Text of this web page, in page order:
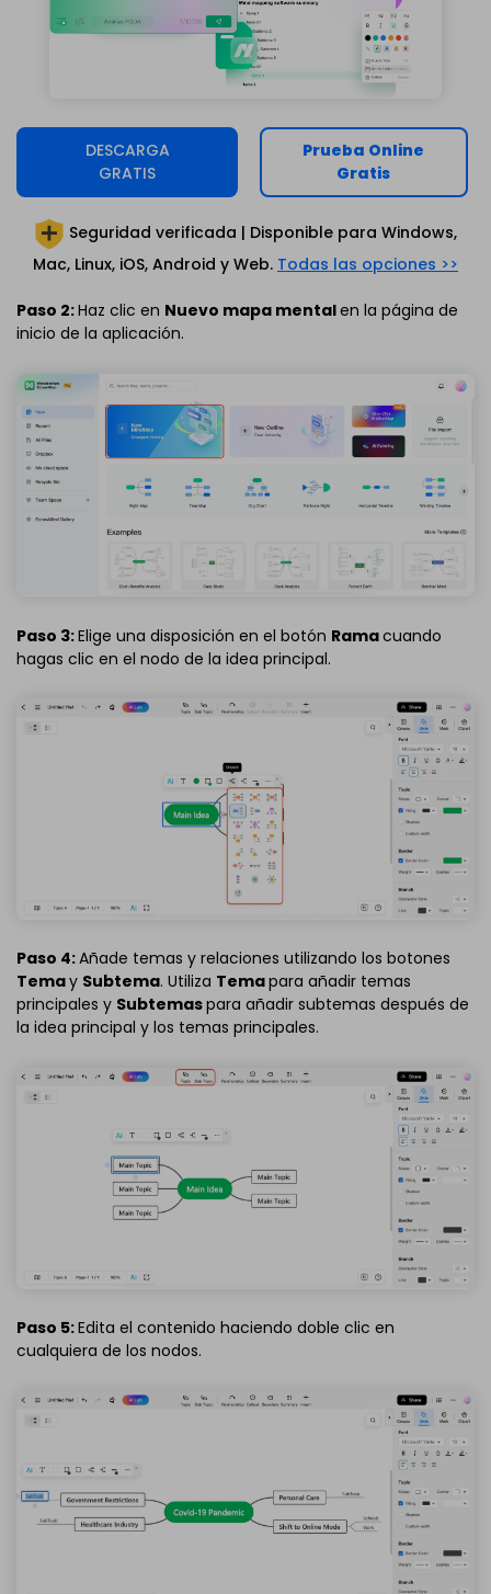
DESCARGA
GRATIS
Prueba Online
Gratis
Seguridad verificada | Disponible para Windows,
Mac, Linux, iOS, Android y Web. Todas las opciones >>
Paso 2:Haz clic en Nuevo mapa mentalen la página de
inicio de la aplicación.
Paso 3:Elige una disposición en el botón Ramacuando
hagas clic en el nodo de la idea principal.
Paso 4:Añade temas y relaciones utilizando los botones
Temay Subtema. Utiliza Temapara añadir temas
principales y Subtemaspara añadir subtemas después de
la idea principal y los temas principales.
Paso 5:Edita el contenido haciendo doble clic en
cualquiera de los nodos.